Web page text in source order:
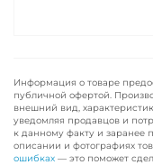
Информация о товаре
публичной офертой.
внешний вид,
уведомляя продавцов и
к данному факту и заранее
описании и фотографиях
ошибках — это поможет